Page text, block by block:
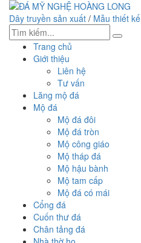
Dây truyền sản xuất / Mẫu thiết kế
Trang chủ
Giới thiệu
Liên hệ
Tư vấn
Lăng mộ đá
Mộ đá
Mộ đá đôi
Mộ đá tròn
Mộ công giáo
Mộ tháp đá
Mộ hậu bành
Mộ tam cấp
Mộ đá có mái
Cổng đá
Cuốn thư đá
Chân tảng đá